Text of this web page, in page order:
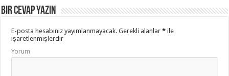
Bir cevap yazın
E-posta hesabınız yayımlanmayacak. Gerekli alanlar* ile
işaretlenmişlerdir
Yorum